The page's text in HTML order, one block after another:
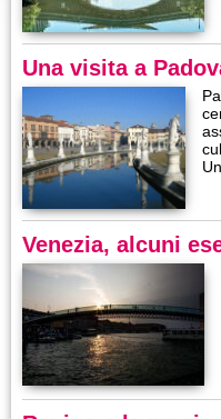
Una visita a
Venezia, alcuni